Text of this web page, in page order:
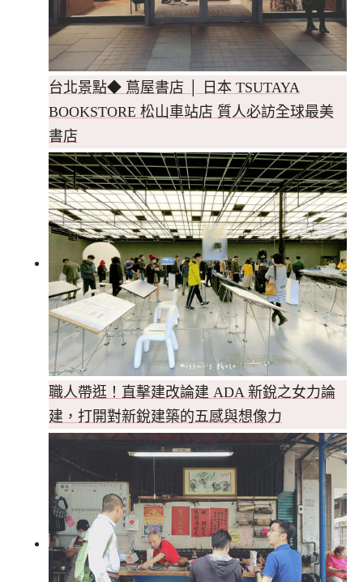
台北景點◆ 蔦屋書店 │ 日本 TSUTAYA
BOOKSTORE 松山車站店 質人必訪全球最美
書店
職人帶逛！直擊建改論建 ADA 新銳之女力論
建，打開對新銳建築的五感與想像力